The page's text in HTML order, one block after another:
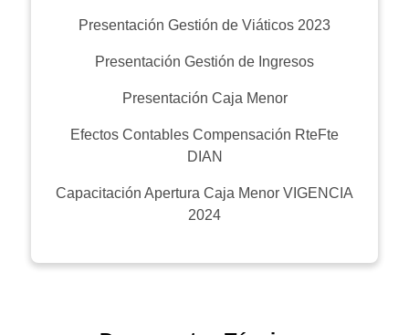
Presentación Gestión de Viáticos 2023
Presentación Gestión de Ingresos
Presentación Caja Menor
Efectos Contables Compensación RteFte
DIAN
Capacitación Apertura Caja Menor VIGENCIA
2024